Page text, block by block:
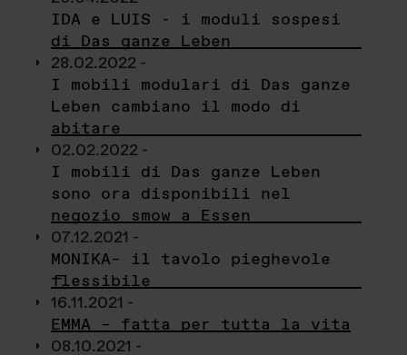
IDA e LUIS - i moduli sospesi
di Das ganze Leben
28.02.2022 -
I mobili modulari di Das ganze
Leben cambiano il modo di
abitare
02.02.2022 -
I mobili di Das ganze Leben
sono ora disponibili nel
negozio smow a Essen
07.12.2021 -
MONIKA– il tavolo pieghevole
flessibile
16.11.2021 -
EMMA – fatta per tutta la vita
08.10.2021 -